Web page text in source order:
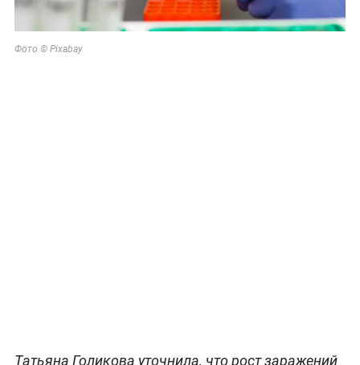
Фото © Pixabay
Татьяна Голикова уточнила, что рост заражений